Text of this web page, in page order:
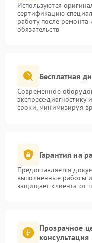
Используются
сертификацию
работу после
обязательств
Бесплатная
Современное
экспресс-
сроки, минимизируя
Гарантия на
Предоставляется
выполненные работы
защищает клиента от
Прозрачное
консультация